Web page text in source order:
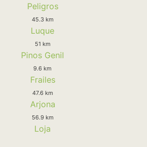
Peligros
45.3 km
Luque
51 km
Pinos Genil
9.6 km
Frailes
47.6 km
Arjona
56.9 km
Loja